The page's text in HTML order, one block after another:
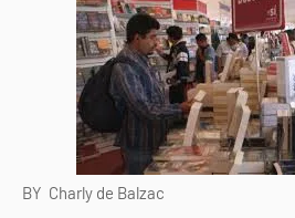
BY Charly de Balzac